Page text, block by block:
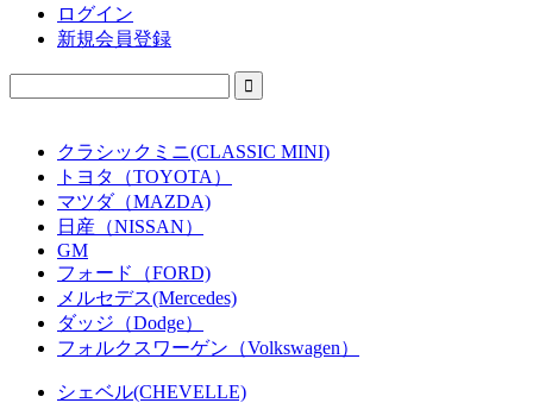
ログイン
新規会員登録
クラシックミニ(CLASSIC MINI)
トヨタ（TOYOTA）
マツダ（MAZDA)
日産（NISSAN）
GM
フォード（FORD)
メルセデス(Mercedes)
ダッジ（Dodge）
フォルクスワーゲン（Volkswagen）
シェベル(CHEVELLE)